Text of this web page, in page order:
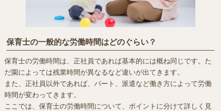
保育士の一般的な労働時間はどのぐらい？
保育士の労働時間は、正社員であれば基本的には概ね同じです。た
だ園によっては残業時間が異なるなど違いが出てきます。
また、正社員以外であれば、パート、派遣など働き方によって労働
時間が変わってきます。
ここでは、保育士の労働時間について、ポイントに分けて詳しく見